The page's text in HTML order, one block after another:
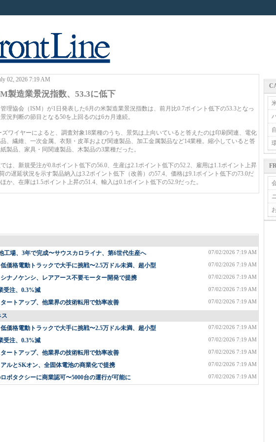
02, 2026 7:19 AM
製造業景況指数、53.3に低下
理協会（ISM）が1日発表した6月の米製造業景況指数は、前月比0.7ポイント低下の53.3となっ
況判断の節目となる50を上回るのは6カ月連続。
ワイヤーによると、調査対象18業種のうち、景気は上向いていると答えたのは印刷関連、電化
、繊維、一次金属、衣類・皮革および関連製品、加工金属製品など14業種。縮小していると答
製品、家具・同関連製品、木製品の3業種だった。
は、新規受注が0.8ポイント低下の56.0、生産は2.1ポイント低下の52.2、雇用は1.1ポイント上昇
の遅延状況を示す製品納入は3.2ポイント低下（改善）の57.4、価格は9.1ポイント低下の73.0だ
か、在庫は1.5ポイント上昇の51.4、輸入は0.1ポイント低下の52.9だった。
07/02/2026 7:19 AM
工場、3年で完成〜サウスカロライナ、第6世代生産へ
07/02/2026 7:19 AM
価格電動トラックで大手に挑戦〜2.5万ドル未満、超小型
07/02/2026 7:19 AM
ナノケンシ、レアアース不要モーター開発で提携
07/02/2026 7:19 AM
受注、0.3%減
07/02/2026 7:19 AM
ートアップ、他業界の技術転用で効率改善
ス
07/02/2026 7:19 AM
価格電動トラックで大手に挑戦〜2.5万ドル未満、超小型
07/02/2026 7:19 AM
受注、0.3%減
07/02/2026 7:19 AM
ートアップ、他業界の技術転用で効率改善
07/02/2026 7:19 AM
ルとSKオン、全固体電池の商業化で提携
07/02/2026 7:19 AM
ボタクシーに商業認可〜5000台の運行が可能に